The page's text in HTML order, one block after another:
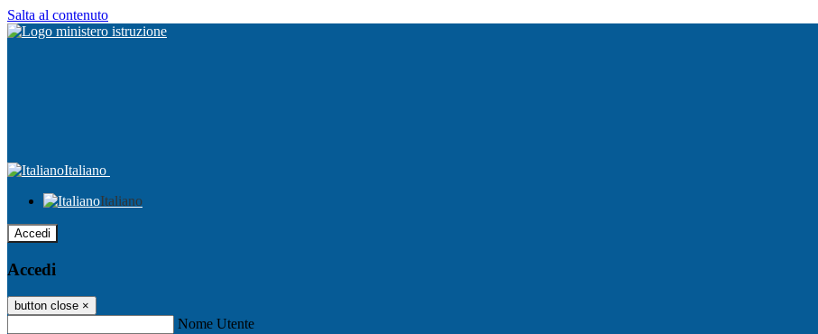
Salta al contenuto
Italiano
Italiano
Accedi
Accedi
button close ×
Nome Utente